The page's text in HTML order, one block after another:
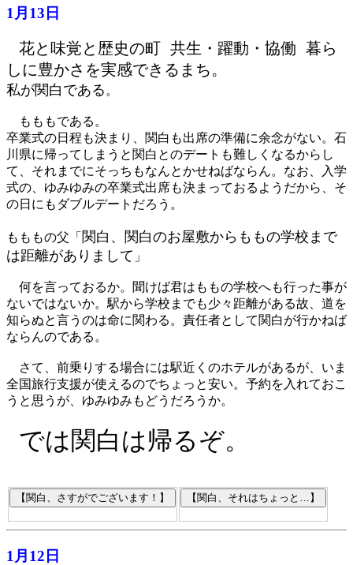
1月13日
花と味覚と歴史の町 共生・躍動・協働 暮ら
しに豊かさを実感できるまち。
私が関白である 。
もももである。
卒業式の日程も決まり、関白も出席の準備に余念がない。石
川県に帰ってしまうと関白とのデートも難しくなるからし
て、それまでにそっちもなんとかせねばならん。なお、入学
式の、ゆみゆみの卒業式出席も決まっておるようだから、そ
の日にもダブルデートだろう。
もももの父「 関白、関白のお屋敷からももの学校まで
は距離がありまして 」
何を言っておるか。聞けば君はももの学校へも行った事が
ないではないか。駅から学校までも少々距離がある故、道を
知らぬと言うのは命に関わる。責任者として関白が行かねば
ならんのである。
さて、前乗りする場合には駅近くのホテルがあるが、いま
全国旅行支援が使えるのでちょっと安い。予約を入れておこ
うと思うが、ゆみゆみもどうだろうか。
では関白は帰るぞ。
1月12日